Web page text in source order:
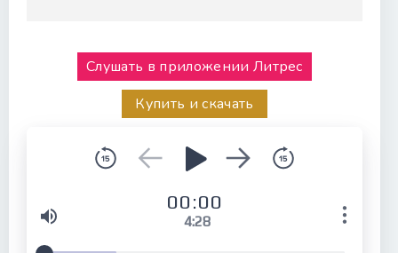
Слушать в приложении Литрес
Купить и скачать
00:00
4:28